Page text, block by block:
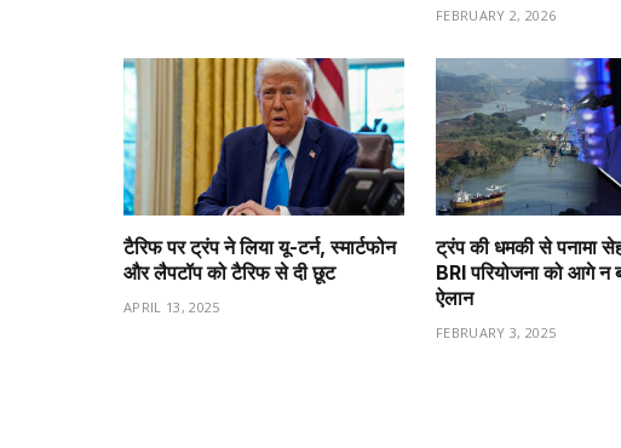
FEBRUARY 2, 2026
टैरिफ पर ट्रंप ने लिया यू-टर्न, स्मार्टफोन
और लैपटॉप को टैरिफ से दी छूट
APRIL 13, 2025
ट्रंप की धमकी से पनामा
BRI परियोजना को आगे न
ऐलान
FEBRUARY 3, 2025